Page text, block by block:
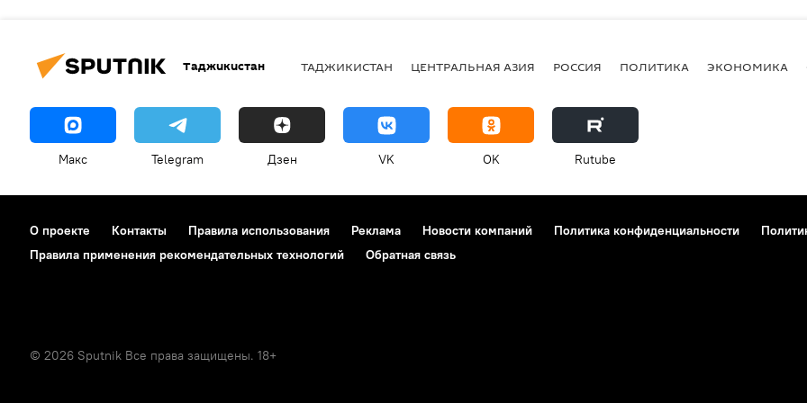
Таджикистан ТАДЖИКИСТАН ЦЕНТРАЛЬНАЯ АЗИЯ РОССИЯ ПОЛИТИКА ЭКОНОМИКА
Макс Telegram Дзен VK OK Rutube
О проекте Контакты Правила использования Реклама Новости компаний Политика конфиденциальности
Правила применения рекомендательных технологий
Обратная связь
© 2026 Sputnik Все права защищены. 18+